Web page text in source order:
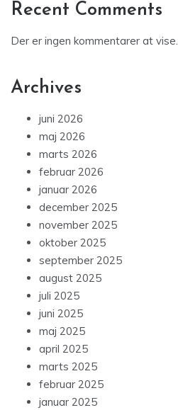
Recent Comments
Der er ingen kommentarer at vise.
Archives
juni 2026
maj 2026
marts 2026
februar 2026
januar 2026
december 2025
november 2025
oktober 2025
september 2025
august 2025
juli 2025
juni 2025
maj 2025
april 2025
marts 2025
februar 2025
januar 2025